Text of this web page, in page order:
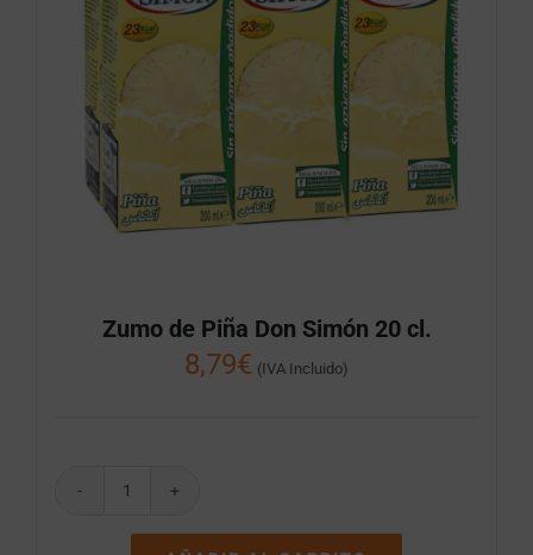
Zumo de Piña Don Simón 20 cl.
8,79€ (IVA Incluido)
Zumo